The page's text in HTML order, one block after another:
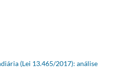
(Lei 13.465/2017): análise